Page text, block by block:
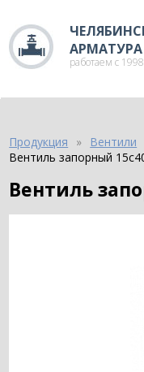
АРМАТУРА
работаем с 1998
Продукция Вентили
Вентиль запорный
Вентиль